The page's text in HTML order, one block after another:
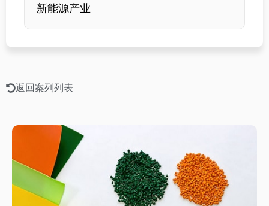
新能源产业
返回案列列表